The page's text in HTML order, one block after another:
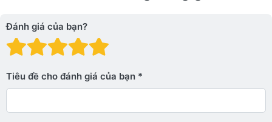
Đánh giá của bạn?
Đánh giá: 4 trên 5
Đánh giá: 3 trên 5 sao.
Đánh giá: 2 trên 5 sao.
Đánh giá: 1 trên 5 sao. Xấu
Tiêu đề cho đánh giá của bạn